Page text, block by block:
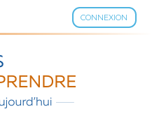
CONNEXION